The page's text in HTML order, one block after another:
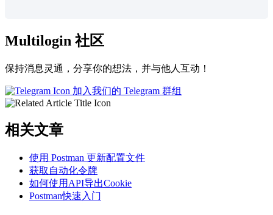
Multilogin 社区
保持消息灵通，分享你的想法，并与他人互动！
加入我们的 Telegram 群组
相关文章
使用 Postman 更新配置文件
获取自动化令牌
如何使用API导出Cookie
Postman快速入门